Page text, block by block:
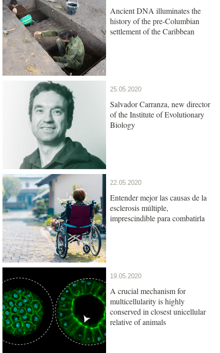
Ancient DNA illuminates the
history of the pre-Columbian
settlement of the Caribbean
25.05.2020
Salvador Carranza, new director
of the Institute of Evolutionary
Biology
22.05.2020
Entender mejor las causas de la
esclerosis múltiple,
imprescindible para combatirla
19.05.2020
A crucial mechanism for
multicellularity is highly
conserved in closest unicellular
relative of animals